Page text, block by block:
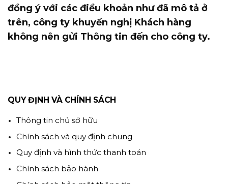
đồng ý với các điều khoản như đã mô tả ở
trên, công ty khuyến nghị Khách hàng
không nên gửi Thông tin đến cho công ty.
QUY ĐỊNH VÀ CHÍNH SÁCH
Thông tin chủ sở hữu
Chính sách và quy định chung
Quy định và hình thức thanh toán
Chính sách bảo hành